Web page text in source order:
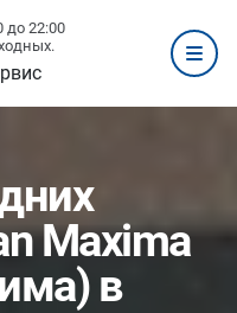
до 22:00
Maxima
в